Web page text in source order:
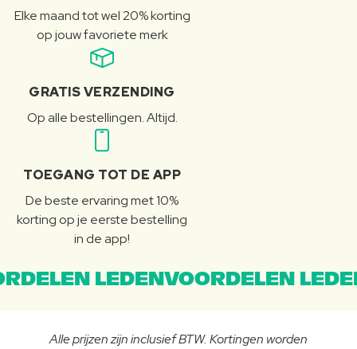
Elke maand tot wel 20% korting
op jouw favoriete merk
GRATIS VERZENDING
Op alle bestellingen. Altijd.
TOEGANG TOT DE APP
De beste ervaring met 10%
korting op je eerste bestelling
in de app!
LEDENVOORDELEN
Alle prijzen zijn inclusief BTW. Kortingen worden